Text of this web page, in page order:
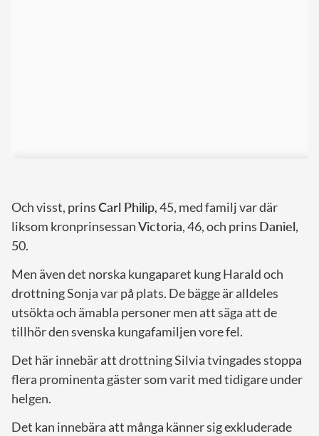
Och visst, prinsCarl Philip, 45, med familj var där
liksom kronprinsessanVictoria, 46, och prins Daniel,
50.
Men även det norska kungaparet kung Harald och
drottning Sonja var på plats. De bägge är alldeles
utsökta och ämabla personer men att säga att de
tillhör den svenska kungafamiljen vore fel.
Det här innebär att drottning Silvia tvingades stoppa
flera prominenta gäster som varit med tidigare under
helgen.
Det kan innebära att många känner sig exkluderade